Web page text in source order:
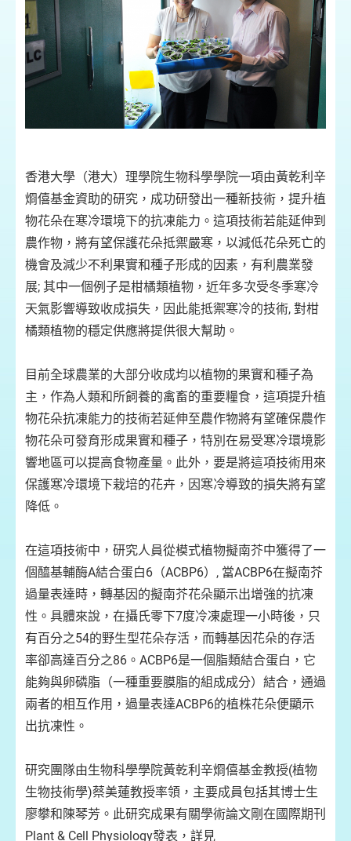
香港大學（港大）理學院生物科學學院一項由黃乾利辛
烱僖基金資助的研究，成功研發出一種新技術，提升植
物花朵在寒冷環境下的抗凍能力。這項技術若能延伸到
農作物，將有望保護花朵抵禦嚴寒，以減低花朵死亡的
機會及減少不利果實和種子形成的因素，有利農業發
展; 其中一個例子是柑橘類植物，近年多次受冬季寒冷
天氣影響導致收成損失，因此能抵禦寒冷的技術, 對柑
橘類植物的穩定供應將提供很大幫助。
目前全球農業的大部分收成均以植物的果實和種子為
主，作為人類和所飼養的禽畜的重要糧食，這項提升植
物花朵抗凍能力的技術若延伸至農作物將有望確保農作
物花朵可發育形成果實和種子，特別在易受寒冷環境影
響地區可以提高食物產量。此外，要是將這項技術用來
保護寒冷環境下栽培的花卉，因寒冷導致的損失將有望
降低。
在這項技術中，研究人員從模式植物擬南芥中獲得了一
個醯基輔酶A結合蛋白6（ACBP6）, 當ACBP6在擬南芥
過量表達時，轉基因的擬南芥花朵顯示出增強的抗凍
性。具體來說，在攝氏零下7度冷凍處理一小時後，只
有百分之54的野生型花朵存活，而轉基因花朵的存活
率卻高達百分之86。ACBP6是一個脂類結合蛋白，它
能夠與卵磷脂（一種重要膜脂的組成成分）結合，通過
兩者的相互作用，過量表達ACBP6的植株花朵便顯示
出抗凍性。
研究團隊由生物科學學院黃乾利辛烱僖基金教授(植物
生物技術學)蔡美蓮教授率領，主要成員包括其博士生
廖攀和陳琴芳。此研究成果有關學術論文剛在國際期刊
Plant & Cell Physiology發表，詳見